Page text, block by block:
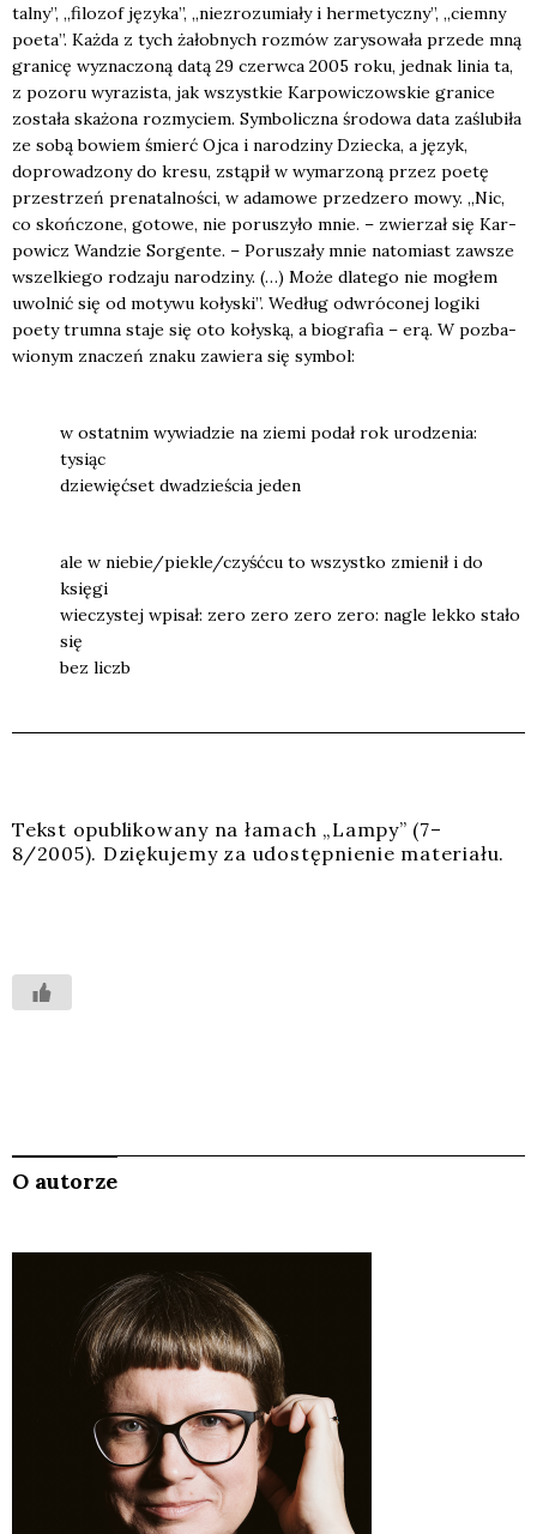
tal­ny”, „filo­zof języ­ka”, „nie­zro­zu­mia­ły i her­me­tycz­ny”, „ciem­ny
poeta”. Każ­da z tych żałob­nych roz­mów zary­so­wa­ła przede mną
gra­ni­cę wyzna­czo­ną datą 29 czerw­ca 2005 roku, jed­nak linia ta,
z pozo­ru wyra­zi­sta, jak wszyst­kie Kar­po­wi­czow­skie gra­ni­ce
zosta­ła ska­żo­na roz­my­ciem. Sym­bo­licz­na śro­do­wa data zaślu­bi­ła
ze sobą bowiem śmierć Ojca i naro­dzi­ny Dziec­ka, a język,
dopro­wa­dzo­ny do kre­su, zstą­pił w wyma­rzo­ną przez poetę
prze­strzeń pre­na­tal­no­ści, w ada­mo­we prze­dze­ro mowy. „Nic,
co skoń­czo­ne, goto­we, nie poru­szy­ło mnie. – zwie­rzał się Kar­
po­wicz Wan­dzie Sor­gen­te. – Poru­sza­ły mnie nato­miast zawsze
wszel­kie­go rodza­ju naro­dzi­ny. (…) Może dla­te­go nie mogłem
uwol­nić się od moty­wu koły­ski”. Według odwró­co­nej logi­ki
poety trum­na sta­je się oto koły­ską, a bio­gra­fia – erą. W pozba­
wio­nym zna­czeń zna­ku zawie­ra się sym­bol:
w ostat­nim wywia­dzie na zie­mi podał rok uro­dze­nia:
tysiąc
dzie­więć­set dwa­dzie­ścia jeden
ale w niebie/piekle/czyśćcu to wszyst­ko zmie­nił i do
księ­gi
wie­czy­stej wpi­sał: zero zero zero zero: nagle lek­ko sta­ło
się
bez liczb
Tekst opu­bli­ko­wa­ny na łamach „Lam­py” (7–
8/2005). Dzię­ku­je­my za udo­stęp­nie­nie mate­ria­łu.
O autorze